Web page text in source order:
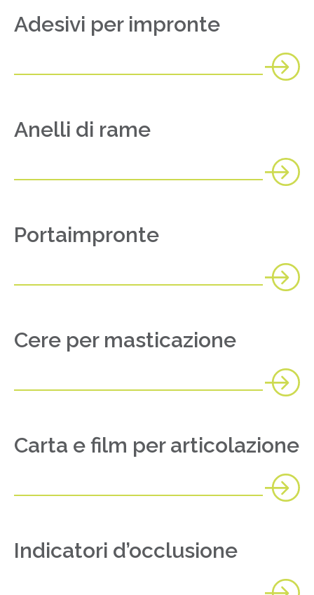
Adesivi per impronte
Anelli di rame
Portaimpronte
Cere per masticazione
Carta e film per articolazione
Indicatori d’occlusione